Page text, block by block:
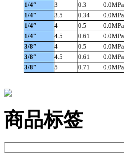
1/4″ 3 0.3 0.0MPa
1/4″
3.5 0.34 0.0MPa
1/4″
4 0.5 0.0MPa
1/4″
4.5 0.61 0.0MPa
3/8″
4 0.5 0.0MPa
3/8″ 4.5 0.61 0.0MPa
3/8″
5 0.71 0.0MPa
商品标签